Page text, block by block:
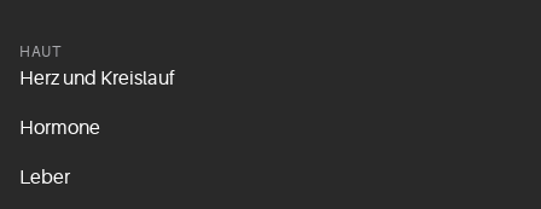
HAUT
Herz und Kreislauf
Hormone
Leber